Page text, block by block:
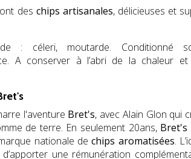
des chips artisanales, délicieuses et
: céleri, moutarde. Conditionné
A conserver à l’abri de la chaleur
l'aventure Bret's, avec Alain Glon qui
de terre. En seulement 20ans, Bret's
nationale dechips aromatisées.
une rémunération